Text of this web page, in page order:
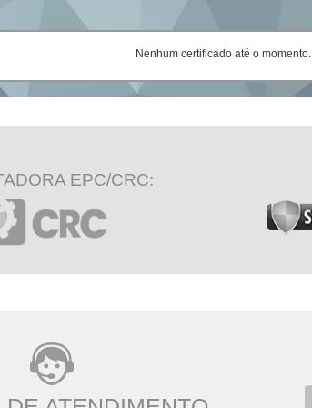
Nenhum certificado até o momento.
EPC/CRC: